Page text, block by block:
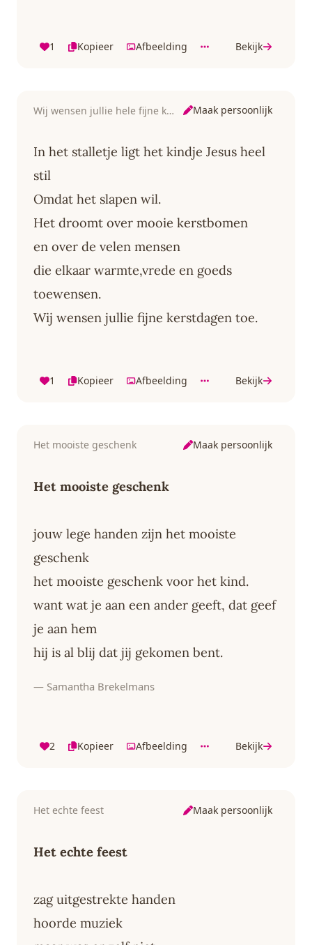
1 Kopieer Afbeelding Bekijk
Wij wensen jullie hele fijne kerstdagen toe Maak persoonlijk
In het stalletje ligt het kindje Jesus heel
stil
Omdat het slapen wil.
Het droomt over mooie kerstbomen
en over de velen mensen
die elkaar warmte,vrede en goeds
toewensen.
Wij wensen jullie fijne kerstdagen toe.
1 Kopieer Afbeelding Bekijk
Het mooiste geschenk Maak persoonlijk
Het mooiste geschenk
jouw lege handen zijn het mooiste
geschenk
het mooiste geschenk voor het kind.
want wat je aan een ander geeft, dat geef
je aan hem
hij is al blij dat jij gekomen bent.
— Samantha Brekelmans
2 Kopieer Afbeelding Bekijk
Het echte feest Maak persoonlijk
Het echte feest
zag uitgestrekte handen
hoorde muziek